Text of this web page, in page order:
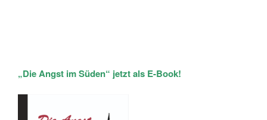
„Die Angst im Süden“ jetzt als E-Book!